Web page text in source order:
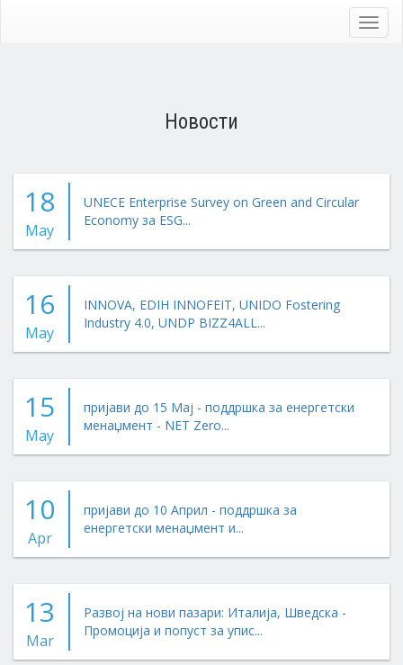
Новости
18
May
UNECE Enterprise Survey on Green and Circular
Economy за ESG...
16
May
INNOVA, EDIH INNOFEIT, UNIDO Fostering
Industry 4.0, UNDP BIZZ4ALL...
15
May
пријави до 15 Мај - поддршка за енергетски
менаџмент - NET Zero...
10
Apr
пријави до 10 Април - поддршка за
енергетски менаџмент и...
13
Mar
Развој на нови пазари: Италија, Шведска -
Промоција и попуст за упис...